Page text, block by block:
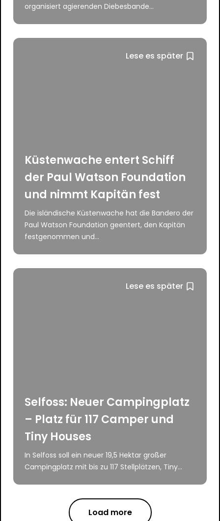
organisiert agierenden Diebesbande...
Lese es später
Küstenwache entert Schiff
der Paul Watson Foundation
und nimmt Kapitän fest
Die isländische Küstenwache hat die Bandero der
Paul Watson Foundation geentert, den Kapitän
festgenommen und...
Lese es später
Selfoss: Neuer Campingplatz
– Platz für 117 Camper und
Tiny Houses
In Selfoss soll ein neuer 19,5 Hektar großer
Campingplatz mit bis zu 117 Stellplätzen, Tiny...
Load more